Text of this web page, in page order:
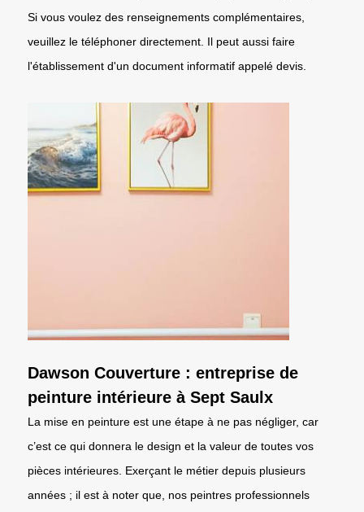
Si vous voulez des renseignements complémentaires,
veuillez le téléphoner directement. Il peut aussi faire
l'établissement d'un document informatif appelé devis.
Dawson Couverture : entreprise de
peinture intérieure à Sept Saulx
La mise en peinture est une étape à ne pas négliger, car
c’est ce qui donnera le design et la valeur de toutes vos
pièces intérieures. Exerçant le métier depuis plusieurs
années ; il est à noter que, nos peintres professionnels